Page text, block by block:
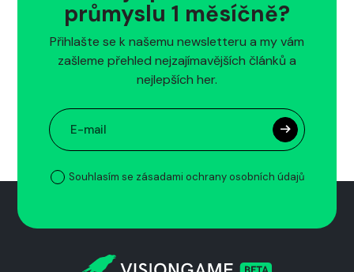
průmyslu 1 měsíčně?
Přihlašte se k našemu newsletteru a my vám
zašleme přehled nejzajímavějších článků a
nejlepších her.
Souhlasím se zásadami ochrany osobních údajů